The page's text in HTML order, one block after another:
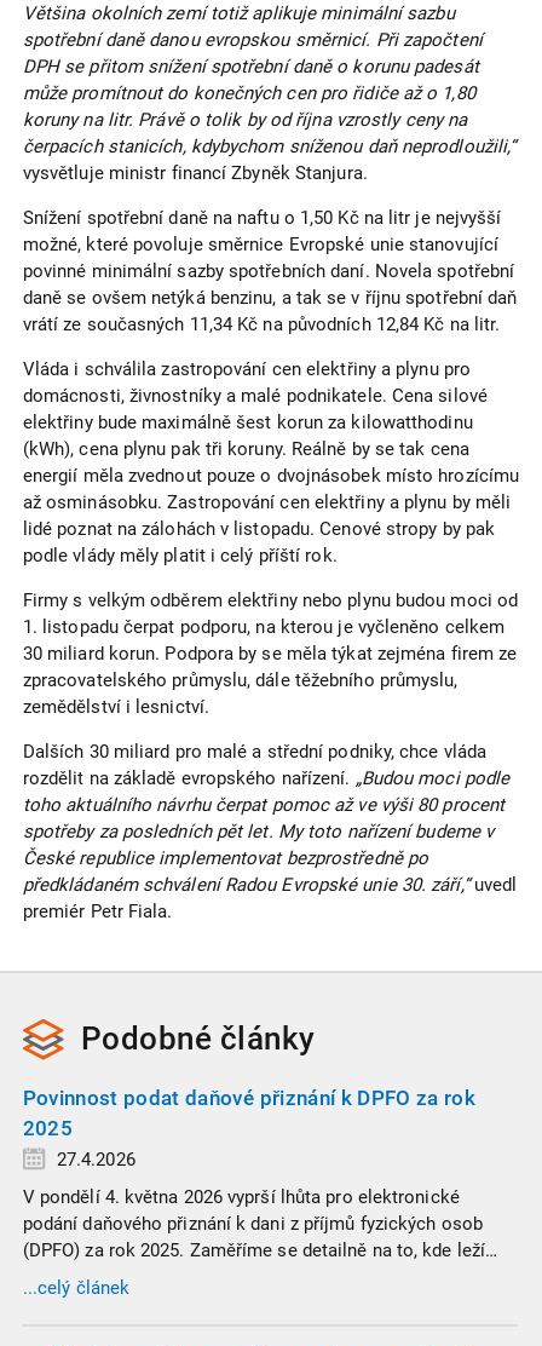
Většina okolních zemí totiž aplikuje minimální sazbu
spotřební daně danou evropskou směrnicí. Při započtení
DPH se přitom snížení spotřební daně o korunu padesát
může promítnout do konečných cen pro řidiče až o 1,80
koruny na litr. Právě o tolik by od října vzrostly ceny na
čerpacích stanicích, kdybychom sníženou daň neprodloužili,“
vysvětluje ministr financí Zbyněk Stanjura.
Snížení spotřební daně na naftu o 1,50 Kč na litr je nejvyšší
možné, které povoluje směrnice Evropské unie stanovující
povinné minimální sazby spotřebních daní. Novela spotřební
daně se ovšem netýká benzinu, a tak se v říjnu spotřební daň
vrátí ze současných 11,34 Kč na původních 12,84 Kč na litr.
Vláda i schválila zastropování cen elektřiny a plynu pro
domácnosti, živnostníky a malé podnikatele. Cena silové
elektřiny bude maximálně šest korun za kilowatthodinu
(kWh), cena plynu pak tři koruny. Reálně by se tak cena
energií měla zvednout pouze o dvojnásobek místo hrozícímu
až osminásobku. Zastropování cen elektřiny a plynu by měli
lidé poznat na zálohách v listopadu. Cenové stropy by pak
podle vlády měly platit i celý příští rok.
Firmy s velkým odběrem elektřiny nebo plynu budou moci od
1. listopadu čerpat podporu, na kterou je vyčleněno celkem
30 miliard korun. Podpora by se měla týkat zejména firem ze
zpracovatelského průmyslu, dále těžebního průmyslu,
zemědělství i lesnictví.
Dalších 30 miliard pro malé a střední podniky, chce vláda
rozdělit na základě evropského nařízení. „Budou moci podle
toho aktuálního návrhu čerpat pomoc až ve výši 80 procent
spotřeby za posledních pět let. My toto nařízení budeme v
České republice implementovat bezprostředně po
předkládaném schválení Radou Evropské unie 30. září,“uvedl
premiér Petr Fiala.
Podobné články
Povinnost podat daňové přiznání k DPFO za rok
2025
27.4.2026
V pondělí 4. května 2026 vyprší lhůta pro elektronické
podání daňového přiznání k dani z příjmů fyzických osob
(DPFO) za rok 2025. Zaměříme se detailně na to, kde leží
hranice povinnosti přiznání podat, jaké jsou nejčastější
chytáky v soubězích příjmů a na co si dát v roce 2026
...celý článek